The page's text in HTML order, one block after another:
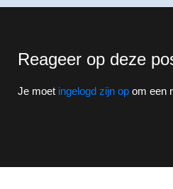
Reageer op deze
Je moet ingelogd zijn op om een